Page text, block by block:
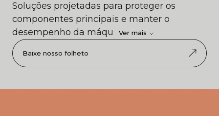
Soluções projetadas para proteger os
componentes principais e manter o
desempenho da máqu
Ver mais
Baixe nosso folheto